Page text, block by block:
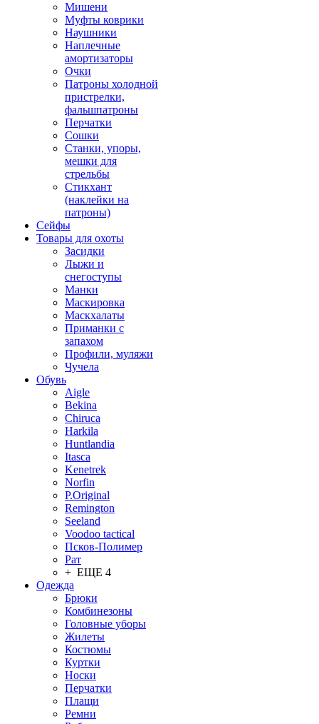
Мишени
Муфты коврики
Наушники
Наплечные
амортизаторы
Очки
Патроны холодной
пристрелки,
фальшпатроны
Перчатки
Сошки
Станки, упоры,
мешки для
стрельбы
Стикхант
(наклейки на
патроны)
Сейфы
Товары для охоты
Засидки
Лыжи и
снегоступы
Манки
Маскировка
Маскхалаты
Приманки с
запахом
Профили, муляжи
Чучела
Обувь
Aigle
Bekina
Chiruсa
Harkila
Huntlandia
Itasca
Kenetrek
Norfin
P.Original
Remington
Seeland
Voodoo tactical
Псков-Полимер
Рат
+ ЕЩЕ 4
Одежда
Брюки
Комбинезоны
Головные уборы
Жилеты
Костюмы
Куртки
Носки
Перчатки
Плащи
Ремни